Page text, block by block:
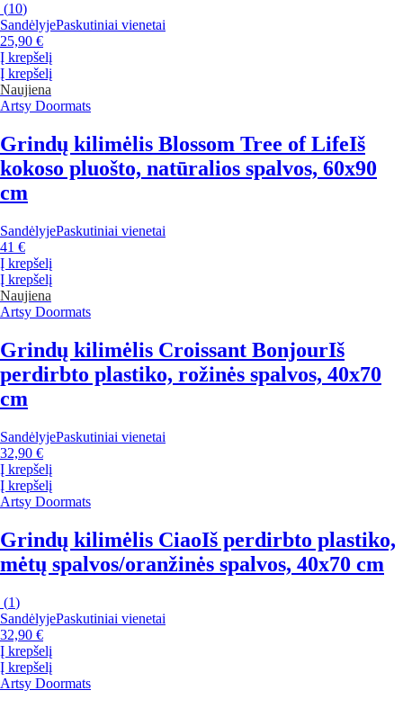
(10)
SandėlyjePaskutiniai vienetai
25,90 €
Į krepšelį
Į krepšelį
Naujiena
Artsy Doormats
Grindų kilimėlis Blossom Tree of LifeIš
kokoso pluošto, natūralios spalvos, 60x90
cm
SandėlyjePaskutiniai vienetai
41 €
Į krepšelį
Į krepšelį
Naujiena
Artsy Doormats
Grindų kilimėlis Croissant BonjourIš
perdirbto plastiko, rožinės spalvos, 40x70
cm
SandėlyjePaskutiniai vienetai
32,90 €
Į krepšelį
Į krepšelį
Artsy Doormats
Grindų kilimėlis CiaoIš perdirbto plastiko,
mėtų spalvos/oranžinės spalvos, 40x70 cm
(1)
SandėlyjePaskutiniai vienetai
32,90 €
Į krepšelį
Į krepšelį
Artsy Doormats